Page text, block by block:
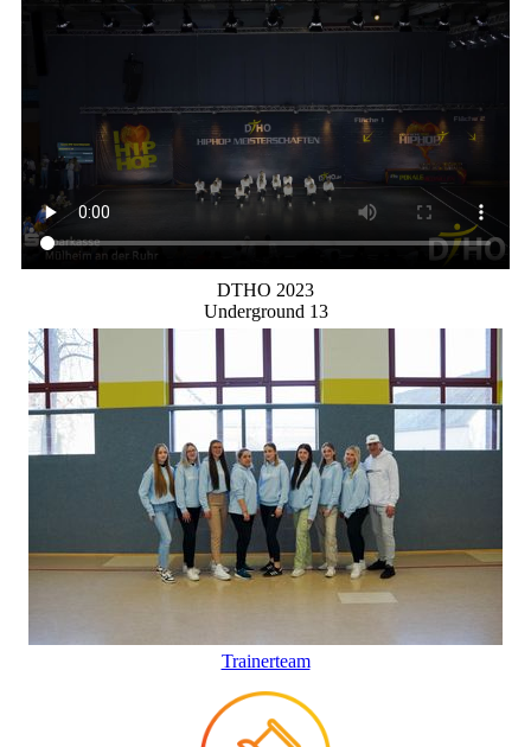
DTHO 2023
Underground 13
Trainerteam